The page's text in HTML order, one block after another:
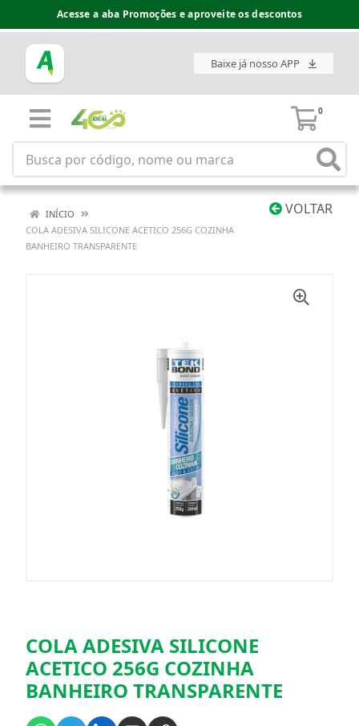
Acesse a aba Promoções e aproveite os descontos
Baixe já nosso APP
0
VOLTAR
INÍCIO
COLA ADESIVA SILICONE ACETICO 256G COZINHA
BANHEIRO TRANSPARENTE
COLA ADESIVA SILICONE
ACETICO 256G COZINHA
BANHEIRO TRANSPARENTE